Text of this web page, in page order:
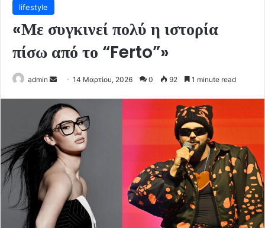
lifestyle
«Με συγκινεί πολύ η ιστορία
πίσω από το “Ferto”»
admin
Send
email
14 Μαρτίου, 2026 0 92 1 minute read